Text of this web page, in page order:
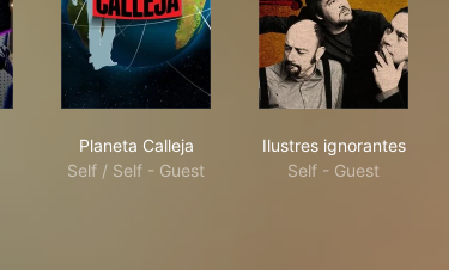
Planeta Calleja
Self / Self - Guest
Ilustres ignorantes
Self - Guest